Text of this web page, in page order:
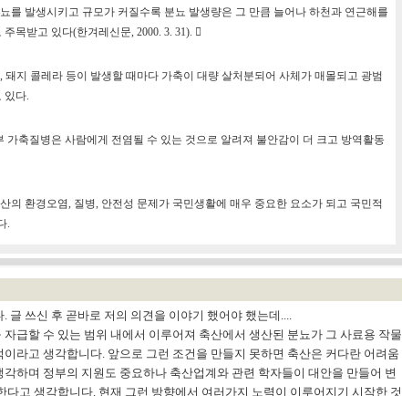
를 발생시키고 규모가 커질수록 분뇨 발생량은 그 만큼 늘어나 하천과 연근해를
목받고 있다(한겨레신문, 2000. 3. 31). 
돼지 콜레라 등이 발생할 때마다 가축이 대량 살처분되어 사체가 매몰되고 광범
있다.
가축질병은 사람에게 전염될 수 있는 것으로 알려져 불안감이 더 크고 방역활동
의 환경오염, 질병, 안전성 문제가 국민생활에 매우 중요한 요소가 되고 국민적
.
글 쓰신 후 곧바로 저의 의견을 이야기 했어야 했는데....
급할 수 있는 범위 내에서 이루어져 축산에서 생산된 분뇨가 그 사료용 작물
라고 생각합니다. 앞으로 그런 조건을 만들지 못하면 축산은 커다란 어려움
하며 정부의 지원도 중요하나 축산업계와 관련 학자들이 대안을 만들어 변
다고 생각합니다. 현재 그런 방향에서 여러가지 노력이 이루어지기 시작한 것